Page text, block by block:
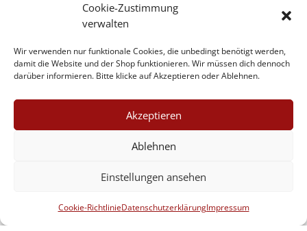
Cookie-Zustimmung
verwalten
Wir verwenden nur funktionale Cookies, die unbedingt benötigt werden,
damit die Website und der Shop funktionieren. Wir müssen dich dennoch
darüber informieren. Bitte klicke auf Akzeptieren oder Ablehnen.
Akzeptieren
Ablehnen
Einstellungen ansehen
Cookie-RichtlinieDatenschutzerklärungImpressum
Newsletter
AGBs
Datenschutzerklärung